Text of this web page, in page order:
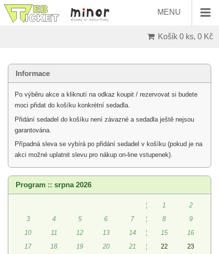
MENU
Košík 0 ks, 0 Kč
Informace
Po výběru akce a kliknutí na odkaz koupit / rezervovat si budete
moci přidat do košíku konkrétní sedadla.
Přidání sedadel do košíku není závazné a sedadla ještě nejsou
garantována.
Případná sleva se vybírá po přidání sedadel v košíku (pokud je na
akci možné uplatnit slevu pro nákup on-line vstupenek).
Program :: srpna 2026
¦ 1
2
3
4 5 6 7 ¦ 8
9
10
11 12 13 14 ¦ 15
16
17
18 19 20 21 ¦ 22
23